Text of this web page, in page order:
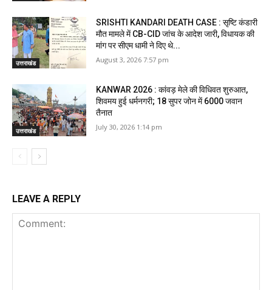
उत्तराखंड
SRISHTI KANDARI DEATH CASE : सृष्टि कंडारी
मौत मामले में CB-CID जांच के आदेश जारी, विधायक की
मांग पर सीएम धामी ने दिए थे...
August 3, 2026 7:57 pm
उत्तराखंड
KANWAR 2026 : कांवड़ मेले की विधिवत शुरुआत,
शिवमय हुई धर्मनगरी; 18 सुपर जोन में 6000 जवान
तैनात
July 30, 2026 1:14 pm
LEAVE A REPLY